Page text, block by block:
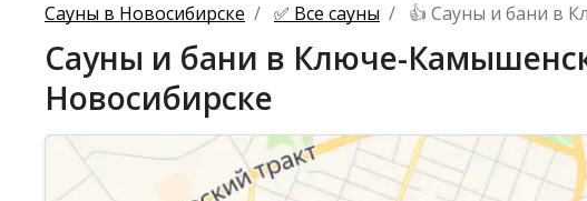
Сауны в Новосибирске ✅ Все сауны 👍 Сауны и бани в
Сауны и бани в Ключе-
Новосибирске